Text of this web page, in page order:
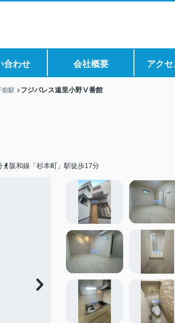
合わせ 会社概要 アク
前駅 フジパレス遠里小野Ⅴ番館
阪和線「杉本町」駅徒歩17分